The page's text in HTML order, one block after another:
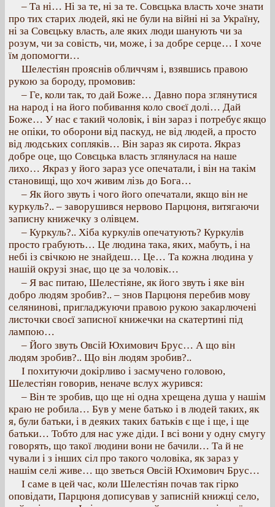
– Та ні… Ні за те, ні за те. Совєцька власть хоче знати
про тих старих людей, які не були на війні ні за Україну,
ні за Совєцьку власть, але яких люди шанують чи за
розум, чи за совість, чи, може, і за добре серце… І хоче
їм допомогти…
Шелестіян прояснів обличчям і, взявшись правою
рукою за бороду, промовив:
– Ге, коли так, то дай Боже… Давно пора зглянутися
на народ і на його побивання коло своєї долі… Дай
Боже… У нас є такий чоловік, і він зараз і потребує якщо
не опіки, то оборони від паскуд, не від людей, а просто
від людських сопляків… Він зараз як сирота. Якраз
добре оце, що Совєцька власть зглянулася на наше
лихо… Якраз у його зараз усе опечатали, і він на такім
становищі, що хоч живим лізь до Бога…
– Як його звуть і чого його опечатали, якщо він не
куркуль?.. – заворушився нервово Парцюня, витягаючи
записну книжечку з олівцем.
– Куркуль?.. Хіба куркулів опечатують? Куркулів
просто грабують… Це людина така, яких, мабуть, і на
небі із свічкою не знайдеш… Це… Та кожна людина у
нашій окрузі знає, що це за чоловік…
– Я вас питаю, Шелестіяне, як його звуть і яке він
добро людям зробив?.. – знов Парцюня перебив мову
селянинові, пригладжуючи правою рукою закарлючені
листочки своєї записної книжечки на скатертині під
лампою…
– Його звуть Овсій Юхимович Брус… А що він
людям зробив?.. Що він людям зробив?..
І похитуючи докірливо і засмучено головою,
Шелестіян говорив, неначе вслух журився:
– Він те зробив, що ще ні одна хрещена душа у нашім
краю не робила… Був у мене батько і в людей таких, як
я, були батьки, і в деяких таких батьків є ще і ще, і ще
батьки… Тобто для нас уже діди. І всі вони у одну смугу
говорять, що такої людини вони не бачили… Та й не
чували і з інших сіл про такого чоловіка, як зараз у
нашім селі живе… що зветься Овсій Юхимович Брус…
І саме в цей час, коли Шелестіян почав так гірко
оповідати, Парцюня дописував у записній книжці село,